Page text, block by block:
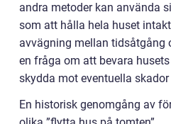
andra metoder kan använda
som att hålla hela huset
avvägning mellan tidsåtgång
en fråga om att bevara
skydda mot eventuella
En historisk genomgång av